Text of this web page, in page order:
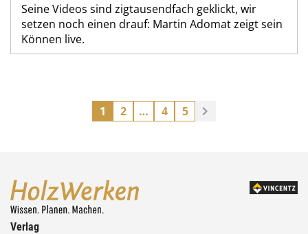
Seine Videos sind zigtausendfach geklickt, wir
setzen noch einen drauf: Martin Adomat zeigt sein
Können live.
1 2 … 4 5
Verlag